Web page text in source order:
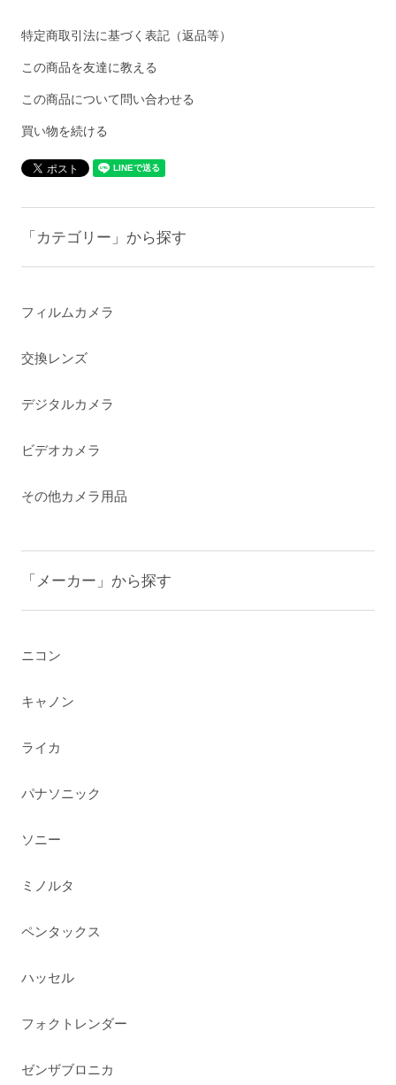
特定商取引法に基づく表記（返品等）
この商品を友達に教える
この商品について問い合わせる
買い物を続ける
「カテゴリー」から探す
フィルムカメラ
交換レンズ
デジタルカメラ
ビデオカメラ
その他カメラ用品
「メーカー」から探す
ニコン
キャノン
ライカ
パナソニック
ソニー
ミノルタ
ペンタックス
ハッセル
フォクトレンダー
ゼンザブロニカ